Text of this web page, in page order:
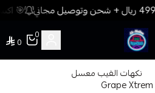
🎯
فيب المدينة
0
0
نكهات الفيب معسل